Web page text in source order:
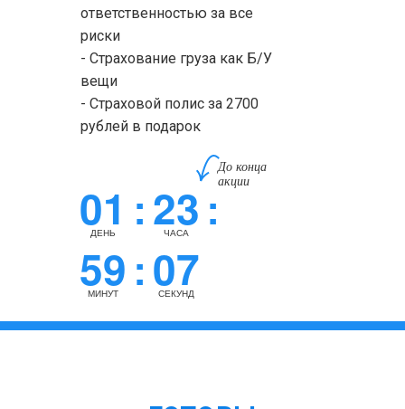
ответственностью за все
риски
- Страхование груза как Б/У
вещи
- Страховой полис за 2700
рублей в подарок
До конца
акции
01:
ДЕНЬ 23:
ЧАСА
59:
МИНУТ 07
СЕКУНД